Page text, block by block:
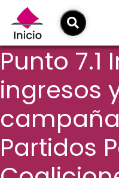
Punto
ingresos
Partidos